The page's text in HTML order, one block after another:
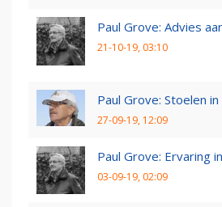
Paul Grove: Advies
21-10-19, 03:10
Paul Grove: Stoelen
27-09-19, 12:09
Paul Grove: Ervaring
03-09-19, 02:09